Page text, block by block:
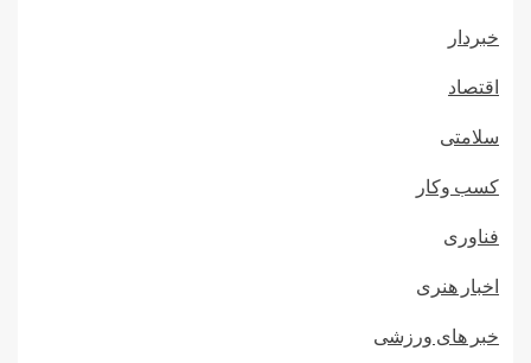
خبردار
اقتصاد
سلامتی
کسب وکار
فناوری
اخبار هنری
خبر های ورزشی